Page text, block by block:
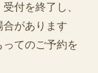
付を終了し、
があります
てのご予約を